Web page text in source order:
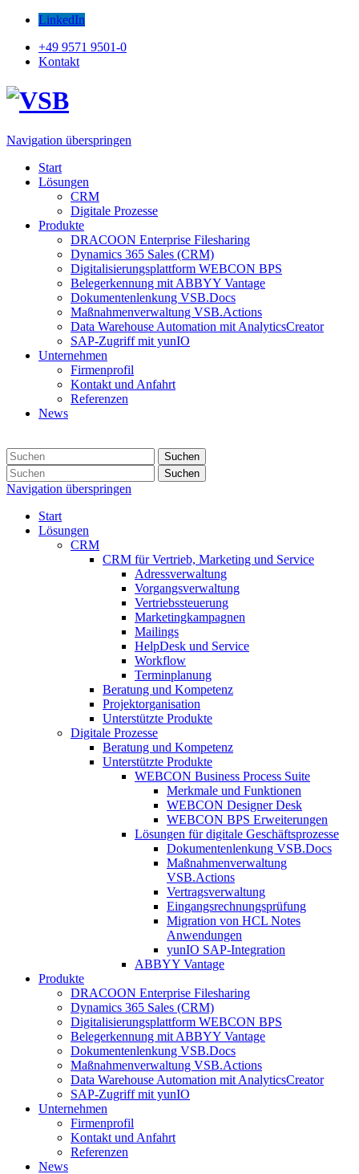
LinkedIn
+49 9571 9501-0
Kontakt
Navigation überspringen
Start
Lösungen
CRM
Digitale Prozesse
Produkte
DRACOON Enterprise Filesharing
Dynamics 365 Sales (CRM)
Digitalisierungsplattform WEBCON BPS
Belegerkennung mit ABBYY Vantage
Dokumentenlenkung VSB.Docs
Maßnahmenverwaltung VSB.Actions
Data Warehouse Automation mit AnalyticsCreator
SAP-Zugriff mit yunIO
Unternehmen
Firmenprofil
Kontakt und Anfahrt
Referenzen
News
Suchen
Suchen
Navigation überspringen
Start
Lösungen
CRM
CRM für Vertrieb, Marketing und Service
Adressverwaltung
Vorgangsverwaltung
Vertriebssteuerung
Marketingkampagnen
Mailings
HelpDesk und Service
Workflow
Terminplanung
Beratung und Kompetenz
Projektorganisation
Unterstützte Produkte
Digitale Prozesse
Beratung und Kompetenz
Unterstützte Produkte
WEBCON Business Process Suite
Merkmale und Funktionen
WEBCON Designer Desk
WEBCON BPS Erweiterungen
Lösungen für digitale Geschäftsprozesse
Dokumentenlenkung VSB.Docs
Maßnahmenverwaltung
VSB.Actions
Vertragsverwaltung
Eingangsrechnungs­prüfung
Migration von HCL Notes
Anwendungen
yunIO SAP-Integration
ABBYY Vantage
Produkte
DRACOON Enterprise Filesharing
Dynamics 365 Sales (CRM)
Digitalisierungsplattform WEBCON BPS
Belegerkennung mit ABBYY Vantage
Dokumentenlenkung VSB.Docs
Maßnahmenverwaltung VSB.Actions
Data Warehouse Automation mit AnalyticsCreator
SAP-Zugriff mit yunIO
Unternehmen
Firmenprofil
Kontakt und Anfahrt
Referenzen
News